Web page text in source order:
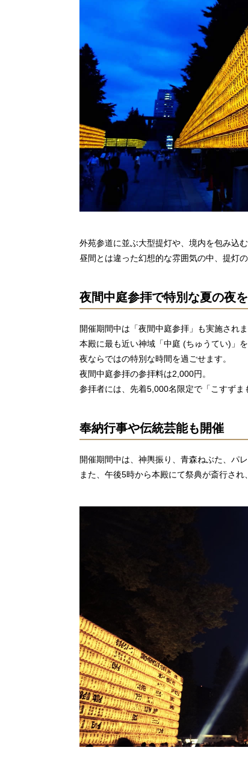
外苑参道に並ぶ大型提灯や、境内を包み込
昼間とは違った幻想的な雰囲気の中、提灯
夜間中庭参拝で特別な夏の夜を
開催期間中は「夜間中庭参拝」も実施されま
本殿に最も近い神域「中庭 (ちゅうてい)」
夜ならではの特別な時間を過ごせます。
夜間中庭参拝の参拝料は2,000円。
参拝者には、先着5,000名限定で「こすずま
奉納行事や伝統芸能も開催
開催期間中は、神輿振り、青森ねぶた、パ
また、午後5時から本殿にて祭典が斎行され